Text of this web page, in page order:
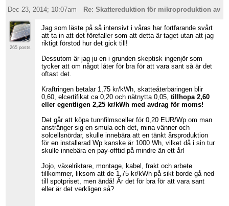
Dec 23, 2014; 10:07am
Re: Skattereduktion för mikroproduktion av
265 posts
Jag som läste på så intensivt i våras har fortfarande svårt
att ta in att det förefaller som att detta är taget utan att jag
riktigt förstod hur det gick till!
Dessutom är jag ju en i grunden skeptisk ingenjör som
tycker att om något låter för bra för att vara sant så är det
oftast det.
Kraftringen betalar 1,75 kr/kWh, skatteåterbäringen blir
0,60, elcertifikat ca 0,20 och nätnytta 0,05,tillhopa 2,60
eller egentligen 2,25 kr/kWh med avdrag för moms!
Det går att köpa tunnfilmsceller för 0,20 EUR/Wp om man
anstränger sig en smula och det, mina vänner och
solcellsnördar, skulle innebära att en tänkt årsproduktion
för en installerad Wp kanske är 1000 Wh, vilket då i sin tur
skulle innebära en pay-offtid på mindre än ett år!
Jojo, växelriktare, montage, kabel, frakt och arbete
tillkommer, liksom att de 1,75 kr/kWh på sikt borde gå ned
till spotpriset, men ändå! Är det för bra för att vara sant
eller är det verkligen så?